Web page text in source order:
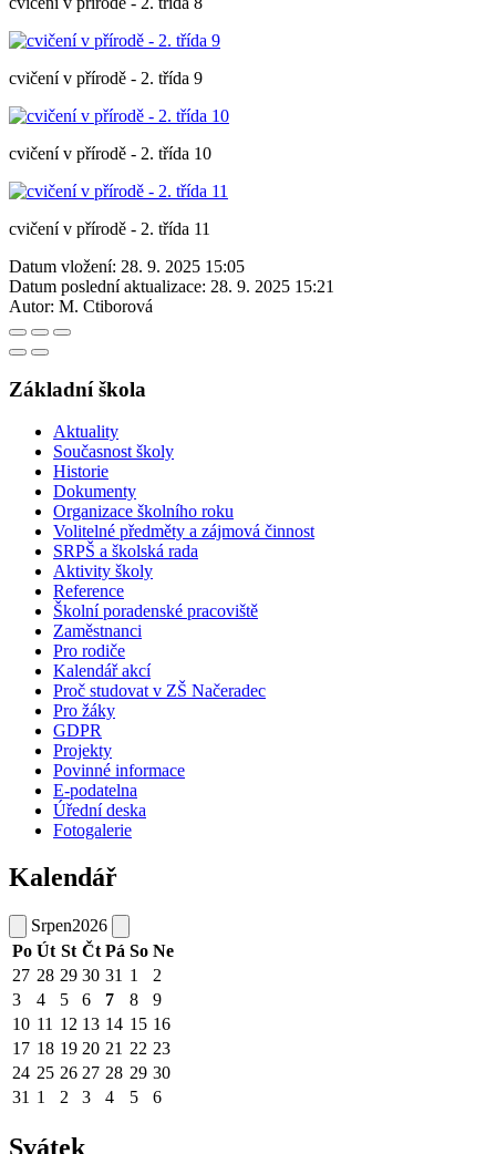
cvičení v přírodě - 2. třída 9
cvičení v přírodě - 2. třída 10
cvičení v přírodě - 2. třída 11
Datum vložení: 28. 9. 2025 15:05
Datum poslední aktualizace: 28. 9. 2025 15:21
Autor: M. Ctiborová
Základní škola
Aktuality
Současnost školy
Historie
Dokumenty
Organizace školního roku
Volitelné předměty a zájmová činnost
SRPŠ a školská rada
Aktivity školy
Reference
Školní poradenské pracoviště
Zaměstnanci
Pro rodiče
Kalendář akcí
Proč studovat v ZŠ Načeradec
Pro žáky
GDPR
Projekty
Povinné informace
E-podatelna
Úřední deska
Fotogalerie
Kalendář
Srpen2026
Po Út St Čt Pá So Ne
27 28 29 30 31 1
2
3
4 5 6 7 8
9
10 11 12 13 14 15 16
17 18 19 20 21 22 23
24 25 26 27 28 29 30
31 1 2 3 4 5 6
Svátek